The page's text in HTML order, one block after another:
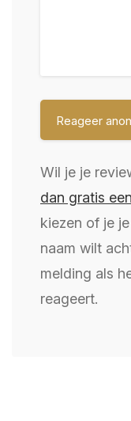
Wil je je
dan gratis
kiezen of je
naam wilt
melding als
reageert.